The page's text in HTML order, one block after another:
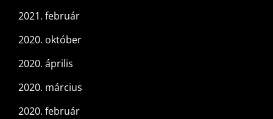
2021. február
2020. október
2020. április
2020. március
2020. február